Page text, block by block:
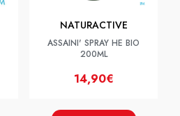
NATURACTIVE
ASSAINI' SPRAY HE BIO
200ML
14,90€